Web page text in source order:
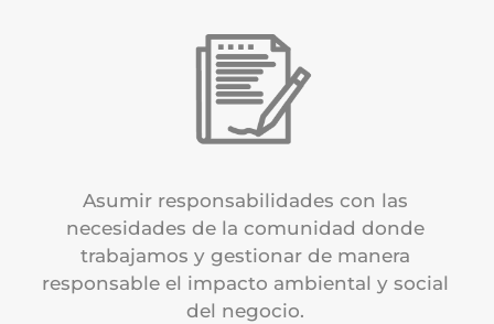
Asumir responsabilidades con las
necesidades de la comunidad donde
trabajamos y gestionar de manera
responsable el impacto ambiental y social
del negocio.